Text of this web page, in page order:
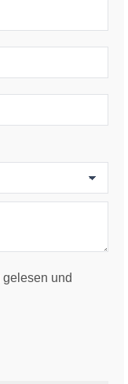
gelesen und